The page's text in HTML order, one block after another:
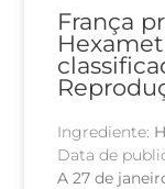
França
Ingrediente:
Data de
A 27 de